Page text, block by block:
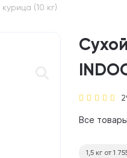
(10 кг)
Все
1,5 кг от 1